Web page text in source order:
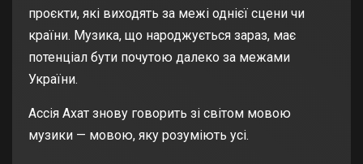
проєкти, які виходять за межі однієї сцени чи
країни. Музика, що народжується зараз, має
потенціал бути почутою далеко за межами
України.
Ассія Ахат знову говорить зі світом мовою
музики — мовою, яку розуміють усі.